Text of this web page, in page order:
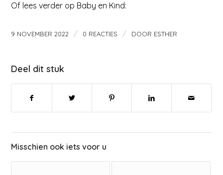
Of lees verder op Baby en Kind:
9 NOVEMBER 2022 / 0 REACTIES / DOOR ESTHER
Deel dit stuk
Misschien ook iets voor u